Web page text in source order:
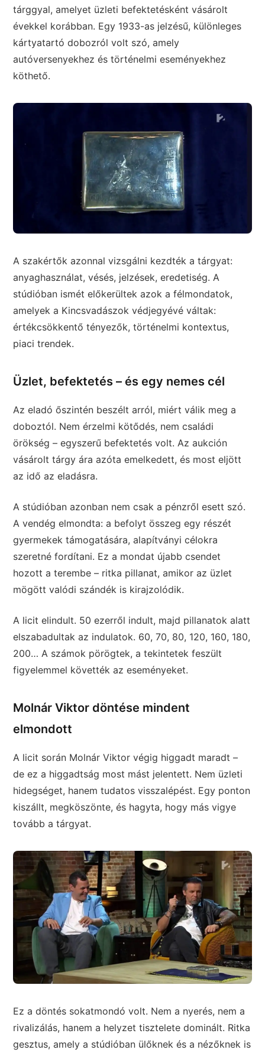
tárggyal, amelyet üzleti befektetésként vásárolt
évekkel korábban. Egy 1933-as jelzésű, különleges
kártyatartó dobozról volt szó, amely
autóversenyekhez és történelmi eseményekhez
köthető.
A szakértők azonnal vizsgálni kezdték a tárgyat:
anyaghasználat, vésés, jelzések, eredetiség. A
stúdióban ismét előkerültek azok a félmondatok,
amelyek a Kincsvadászok védjegyévé váltak:
értékcsökkentő tényezők, történelmi kontextus,
piaci trendek.
Üzlet, befektetés – és egy nemes cél
Az eladó őszintén beszélt arról, miért válik meg a
doboztól. Nem érzelmi kötődés, nem családi
örökség – egyszerű befektetés volt. Az aukción
vásárolt tárgy ára azóta emelkedett, és most eljött
az idő az eladásra.
A stúdióban azonban nem csak a pénzről esett szó.
A vendég elmondta: a befolyt összeg egy részét
gyermekek támogatására, alapítványi célokra
szeretné fordítani. Ez a mondat újabb csendet
hozott a terembe – ritka pillanat, amikor az üzlet
mögött valódi szándék is kirajzolódik.
A licit elindult. 50 ezerről indult, majd pillanatok alatt
elszabadultak az indulatok. 60, 70, 80, 120, 160, 180,
200… A számok pörögtek, a tekintetek feszült
figyelemmel követték az eseményeket.
Molnár Viktor döntése mindent
elmondott
A licit során Molnár Viktor végig higgadt maradt –
de ez a higgadtság most mást jelentett. Nem üzleti
hidegséget, hanem tudatos visszalépést. Egy ponton
kiszállt, megköszönte, és hagyta, hogy más vigye
tovább a tárgyat.
Ez a döntés sokatmondó volt. Nem a nyerés, nem a
rivalizálás, hanem a helyzet tisztelete dominált. Ritka
gesztus, amely a stúdióban ülőknek és a nézőknek is